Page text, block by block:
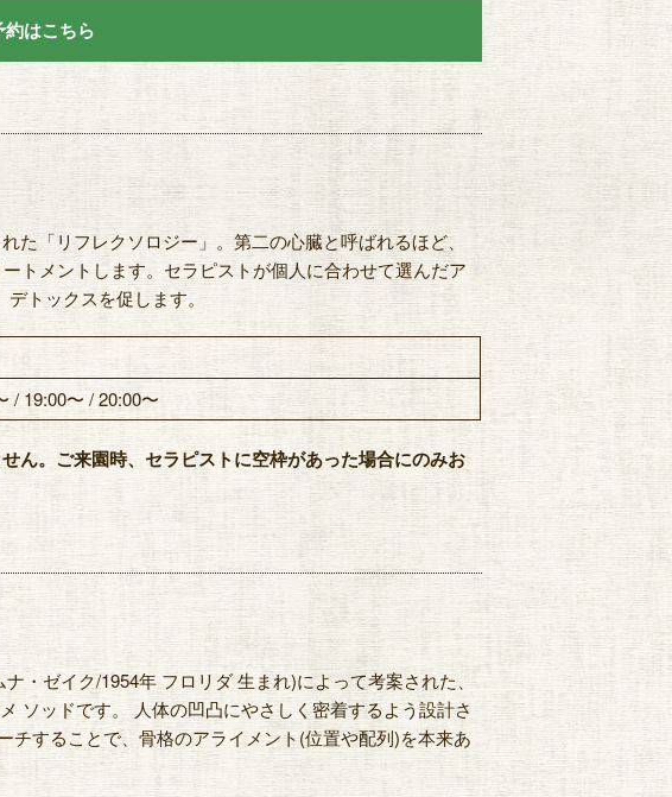
約はこちら
た「リフレクソロジー」。第二の心臓と呼ばれるほど、
トメントします。セラピストが個人に合わせて選んだア
トックスを促します。
/ 19:00〜 / 20:00〜
ん。ご来園時、セラピストに空枠があった場合にのみお
・ゼイク/1954年 フロリダ 生まれ)によって考案された、
ソッドです。 人体の凹凸にやさしく密着するよう設計さ
することで、骨格のアライメント(位置や配列)を本来あ